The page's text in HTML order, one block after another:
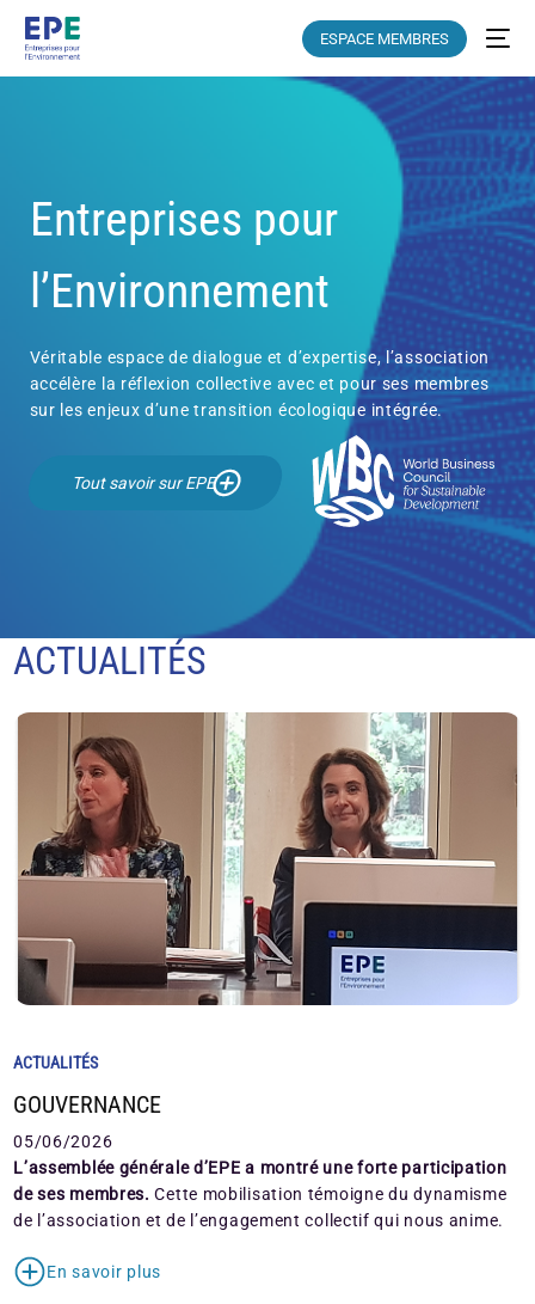
ESPACE MEMBRES
Entreprises pour
l’Environnement
Véritable espace de dialogue et d’expertise, l’association
accélère la réflexion collective avec et pour ses membres
sur les enjeux d’une transition écologique intégrée.
Tout savoir sur EPE
ACTUALITÉS
ACTUALITÉS
GOUVERNANCE
05/06/2026
L’assemblée générale d’EPE a montré une forte participation
de ses membres.Cette mobilisation témoigne du dynamisme
de l’association et de l’engagement collectif qui nous anime.
En savoir plus